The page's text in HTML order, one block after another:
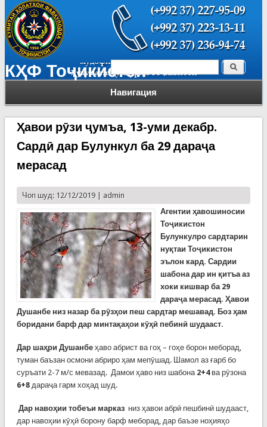
КҲФ Тоҷикистон
Навигация
Форма поиска Поиск
Ҳавои рӯзи ҷумъа, 13-уми декабр.
Сардӣ дар Булункул ба 29 дараҷа
мерасад
Чоп шуд: 12/12/2019 | admin
Агентии ҳавошиносии
Тоҷикистон
Булункулро сардтарин
нуқтаи Тоҷикистон
эълон кард. Сардии
шабона дар ин қитъа аз
хоки кишвар ба 29
дараҷа мерасад. Ҳавои
Душанбе низ назар ба рӯзҳои пеш сардтар мешавад. Боз ҳам
боридани барф дар минтақаҳои кӯҳӣ пебинӣ шудааст.
Дар шаҳри Душанбеҳаво абрист ва гоҳ – гоҳе борон меборад,
туман баъзан осмони абриро ҳам мепӯшад. Шамол аз ғарб бо
суръати 2-7 м/с мевазад. Дамои ҳаво низ шабона 2+4ва рӯзона
6+8дараҷа гарм хоҳад шуд.
Дар навоҳии тобеъи марказниз ҳавои абрӣ пешбинӣ шудааст,
дар навоҳии кӯҳӣ борону барф меборад, дар баъзе ноҳияҳо